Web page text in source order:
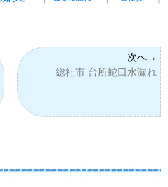
総社市 台所蛇口水漏れ